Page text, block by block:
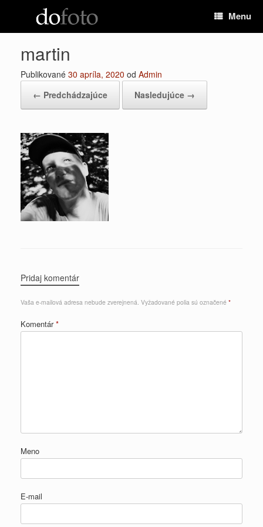
Menu
martin
Publikované 30 apríla, 2020 od Admin
← Predchádzajúce
Nasledujúce →
Pridaj komentár
Vaša e-mailová adresa nebude zverejnená. Vyžadované polia sú označené *
Komentár*
Meno
E-mail